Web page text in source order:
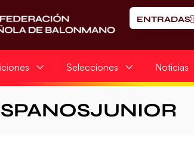
ENTRADAS
Selecciones Noticias